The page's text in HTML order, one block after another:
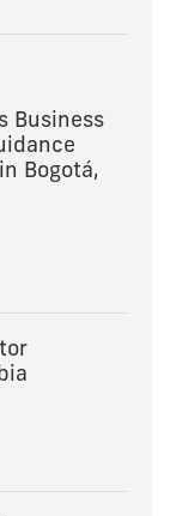
Business
Bogotá,